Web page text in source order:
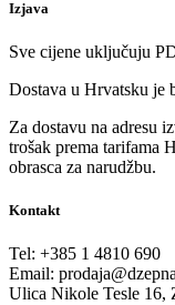
Izjava
Sve cijene uključuju
Dostava u Hrvatsku je
Za dostavu na adresu
trošak prema tarifama
obrasca za narudžbu.
Kontakt
Tel: +385 1 4810 690
Email:
Ulica Nikole Tesle 16,